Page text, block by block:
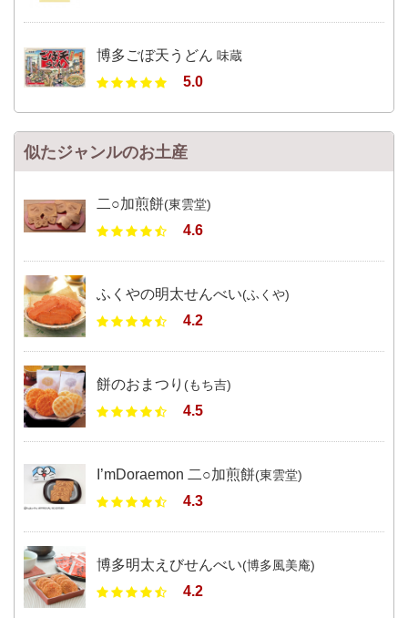
博多ごぼ天うどん 味蔵
5.0
似たジャンルのお土産
二○加煎餅(東雲堂)
4.6
ふくやの明太せんべい(ふくや)
4.2
餅のおまつり (もち吉)
4.5
I’mDoraemon 二○加煎餅(東雲堂)
4.3
博多明太えびせんべい(博多風美庵)
4.2